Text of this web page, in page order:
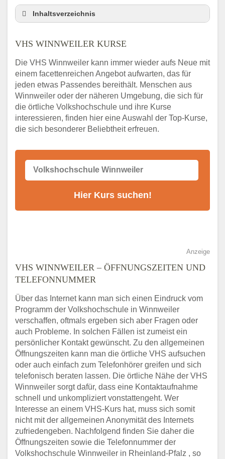
Inhaltsverzeichnis
Umgebung
Abendschule Winnweiler Kurssuche
VHS Winnweiler Kurse
VHS Winnweiler – Öffnungszeiten und
Telefonnummer
Stellenangebote der Volkshochschule
Winnweiler
Alternativen zum VHS Programm 2026 in
VHS WINNWEILER KURSE
Die VHS Winnweiler kann immer wieder aufs Neue mit
einem facettenreichen Angebot aufwarten, das für
jeden etwas Passendes bereithält. Menschen aus
Winnweiler oder der näheren Umgebung, die sich für
die örtliche Volkshochschule und ihre Kurse
interessieren, finden hier eine Auswahl der Top-Kurse,
die sich besonderer Beliebtheit erfreuen.
Anzeige
VHS WINNWEILER – ÖFFNUNGSZEITEN UND
TELEFONNUMMER
Über das Internet kann man sich einen Eindruck vom
Programm der Volkshochschule in Winnweiler
verschaffen, oftmals ergeben sich aber Fragen oder
auch Probleme. In solchen Fällen ist zumeist ein
persönlicher Kontakt gewünscht. Zu den allgemeinen
Öffnungszeiten kann man die örtliche VHS aufsuchen
oder auch einfach zum Telefonhörer greifen und sich
telefonisch beraten lassen. Die örtliche Nähe der VHS
Winnweiler sorgt dafür, dass eine Kontaktaufnahme
schnell und unkompliziert vonstattengeht. Wer
Interesse an einem VHS-Kurs hat, muss sich somit
nicht mit der allgemeinen Anonymität des Internets
zufriedengeben. Nachfolgend finden Sie daher die
Öffnungszeiten sowie die Telefonnummer der
Volkshochschule Winnweiler in Rheinland-Pfalz , so